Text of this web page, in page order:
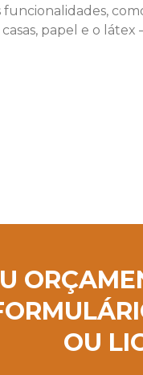
casas, papel e o
OU